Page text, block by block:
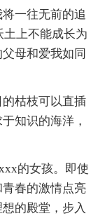
一往无前的追
上不能成长为
母和爱我如同
枯枝可以直插
知识的海洋，
的女孩。即使
春的激情点亮
的殿堂，步入